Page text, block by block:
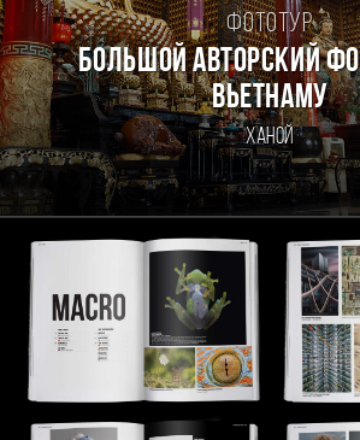
Фототур
Большой авторский
Вьетнаму
Ханой